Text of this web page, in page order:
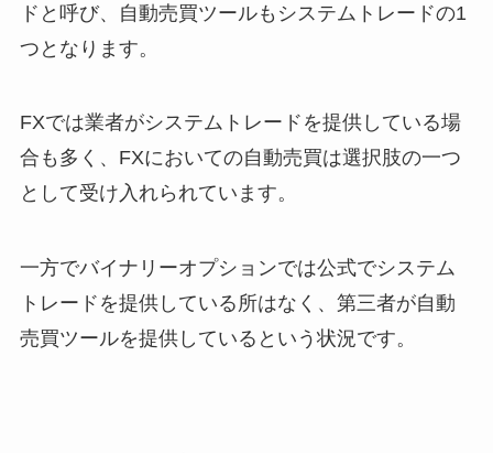
ドと呼び、自動売買ツールもシステムトレードの1
つとなります。
FXでは業者がシステムトレードを提供している場
合も多く、FXにおいての自動売買は選択肢の一つ
として受け入れられています。
一方でバイナリーオプションでは公式でシステム
トレードを提供している所はなく、第三者が自動
売買ツールを提供しているという状況です。